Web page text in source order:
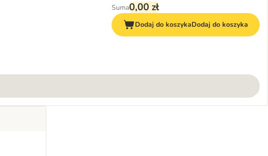
Suma0,00 zł
Dodaj do koszykaDodaj do koszyka